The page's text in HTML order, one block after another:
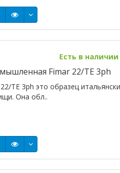
Есть в наличии
Fimar 22/TE 3ph
TE 3ph это образец
Она обл..